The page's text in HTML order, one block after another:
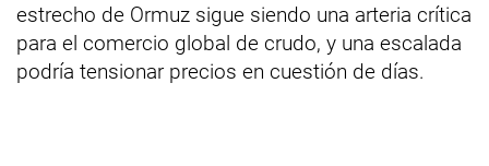
estrecho de Ormuz sigue siendo una arteria crítica
para el comercio global de crudo, y una escalada
podría tensionar precios en cuestión de días.